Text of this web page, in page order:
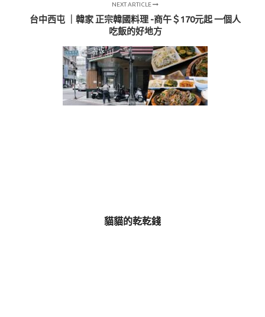
NEXT ARTICLE
台中西屯 ｜韓家 正宗韓國料理 -商午＄170元起 一個人
吃飯的好地方
貓貓的乾乾錢